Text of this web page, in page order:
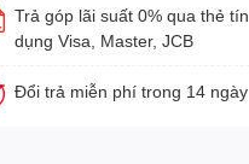
Trả góp lãi suất 0% qua thẻ tín
dụng Visa, Master, JCB
Đổi trả miễn phí trong 14 ngày